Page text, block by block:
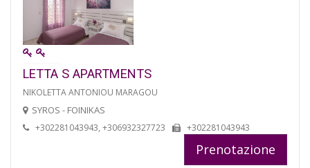
LETTA S APARTMENTS
NIKOLETTA ANTONIOU MARAGOU
SYROS - FOINIKAS
+302281043943, +306932327723 +302281043943
Prenotazione